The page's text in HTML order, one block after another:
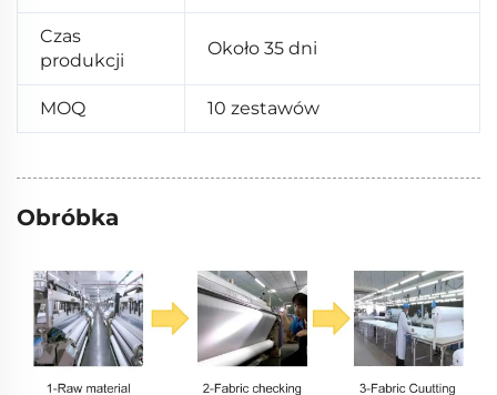
Czas
produkcji
Około 35 dni
MOQ 10 zestawów
Obróbka